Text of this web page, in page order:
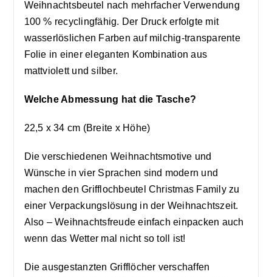
Weihnachtsbeutel nach mehrfacher Verwendung
100 % recyclingfähig. Der Druck erfolgte mit
wasserlöslichen Farben auf milchig-transparente
Folie in einer eleganten Kombination aus
mattviolett und silber.
Welche Abmessung hat die Tasche?
22,5 x 34 cm (Breite x Höhe)
Die verschiedenen Weihnachtsmotive und
Wünsche in vier Sprachen sind modern und
machen den Grifflochbeutel Christmas Family zu
einer Verpackungslösung in der Weihnachtszeit.
Also – Weihnachtsfreude einfach einpacken auch
wenn das Wetter mal nicht so toll ist!
Die ausgestanzten Grifflöcher verschaffen